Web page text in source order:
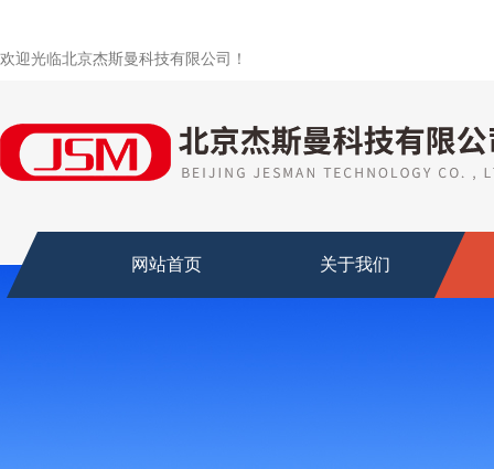
欢迎光临北京杰斯曼科技有限公司！
网站首页 关于我们